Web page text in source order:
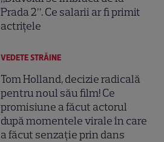
Prada 2”. Ce salarii ar fi primit
actrițele
VEDETE STRĂINE
Tom Holland, decizie radicală
pentru noul său film! Ce
promisiune a făcut actorul
după momentele virale în care
a făcut senzație prin dans